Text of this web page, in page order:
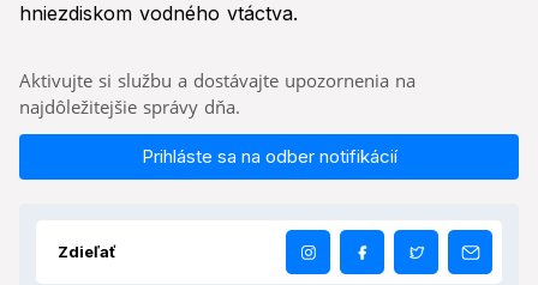
hniezdiskom vodného vtáctva.
Aktivujte si službu a dostávajte upozornenia na
najdôležitejšie správy dňa.
Prihláste sa na odber notifikácií
Zdieľať